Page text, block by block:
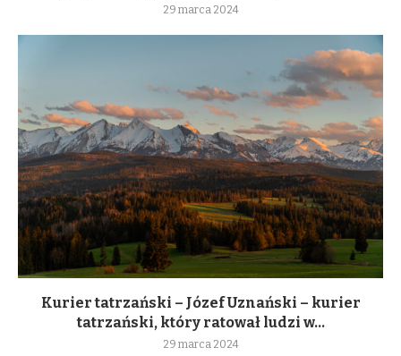
29 marca 2024
Kurier tatrzański – Józef Uznański – kurier
tatrzański, który ratował ludzi w...
29 marca 2024